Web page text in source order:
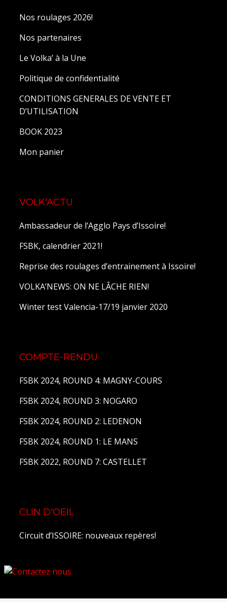
Nos roulages 2026!
Nos partenaires
Le Volka’ à la Une
Politique de confidentialité
CONDITIONS GENERALES DE VENTE ET
D’UTILISATION
BOOK 2023
Mon panier
VOLK'ACTU
Ambassadeur de l’Agglo Pays d’Issoire!
FSBK, calendrier 2021!
Reprise des roulages d’entrainement à Issoire!
VOLKA’NEWS: ON NE LÂCHE RIEN!
Winter test Valencia-17/19 janvier 2020
COMPTE-RENDU
FSBK 2024, ROUND 4: MAGNY-COURS
FSBK 2024, ROUND 3: NOGARO
FSBK 2024, ROUND 2: LEDENON
FSBK 2024, ROUND 1: LE MANS
FSBK 2022, ROUND 7: CASTELLET
CLIN D'OEIL
Circuit d’ISSOIRE: nouveaux repères!